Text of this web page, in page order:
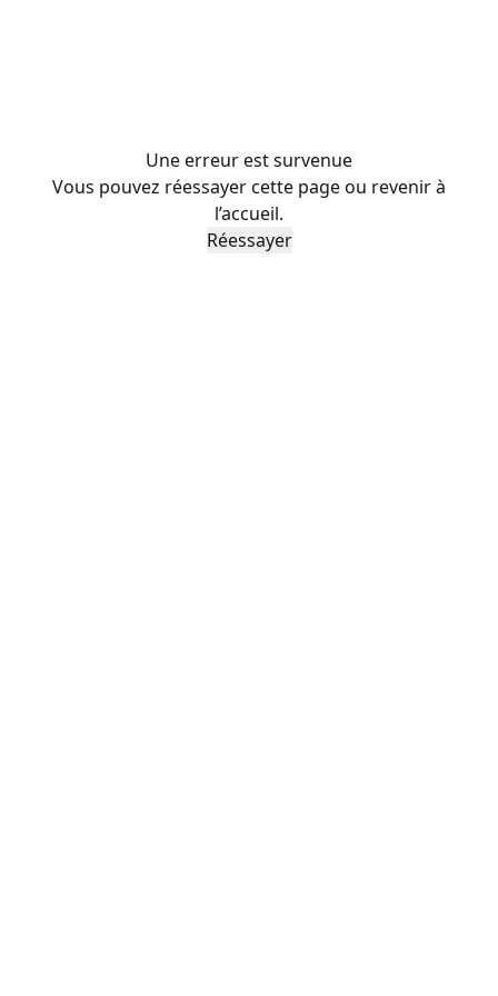
Une erreur est survenue
Vous pouvez réessayer cette page ou revenir à
l’accueil.
Réessayer